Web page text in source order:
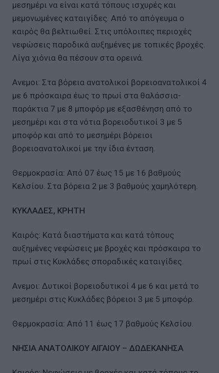
μεσημέρι να είναι κατά τόπους ισχυρές και
μεμονωμένες καταιγίδες. Από το απόγευμα ο
καιρός θα βελτιωθεί. Στις υπόλοιπες περιοχές
νεφώσεις παροδικά αυξημένες με τοπικές βροχές.
Λίγα χιόνια θα πέσουν στα ορεινά.
Ανεμοι: Στα βόρεια ανατολικοί βορειοανατολικοί 4
με 6 πρόσκαιρα έως το πρωί στα θαλάσσια-
παράκτια 7 με 8 μποφόρ με εξασθένηση από το
μεσημέρι και στα νότια βορειοδυτικοί 3 με 5
μποφόρ και από το μεσημέρι βόρειοι
βορειοανατολικοί με την ίδια ένταση.
Θερμοκρασία: Από 07 έως 15 με 16 βαθμούς
Κελσίου. Στα βόρεια 2 με 3 βαθμούς χαμηλότερη.
ΚΥΚΛΑΔΕΣ, ΚΡΗΤΗ
Καιρός: Κατά διαστήματα και κατά τόπους
αυξημένες νεφώσεις με βροχές και πρόσκαιρα το
πρωί στις Κυκλάδες σποραδικές καταιγίδες.
Ανεμοι: Δυτικοί βορειοδυτικοί 4 με 6 και μετά το
μεσημέρι στις Κυκλάδες βόρειοι 3 με 5 μποφόρ.
Θερμοκρασία: Από 11 έως 17 βαθμούς Κελσίου.
ΝΗΣΙΑ ΑΝΑΤΟΛΙΚΟΥ ΑΙΓΑΙΟΥ – ΔΩΔΕΚΑΝΗΣΑ